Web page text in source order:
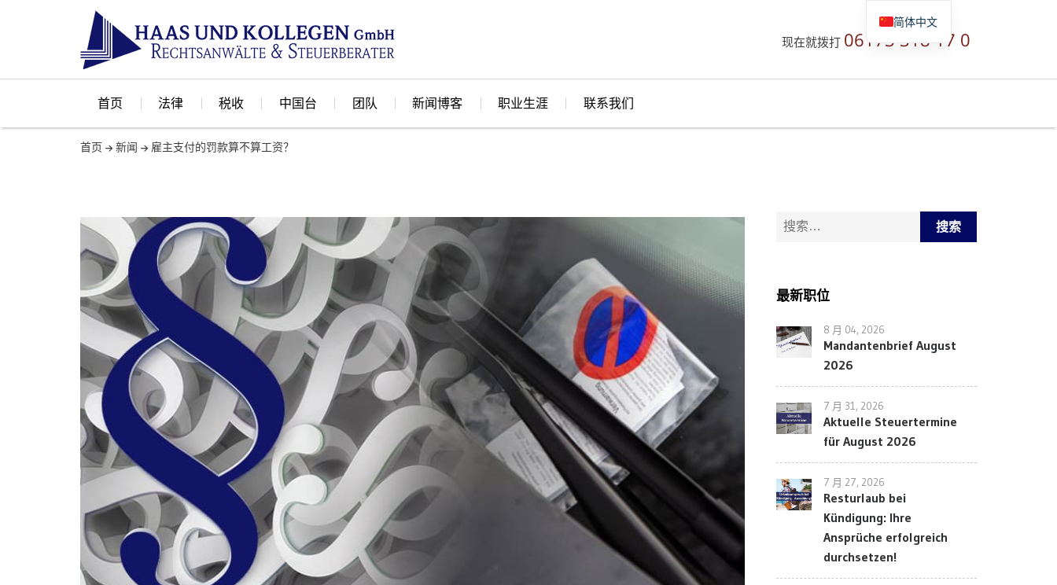
现在就拨打 06173 318 17 0
首页 法律 税收 中国台 团队 新闻博客 职业生涯 联系我们
首页 新闻 雇主支付的罚款算不算工资？
搜索：
最新职位
8 月 04, 2026
Mandantenbrief August
2026
7 月 31, 2026
Aktuelle Steuertermine
für August 2026
7 月 27, 2026
Resturlaub bei
Kündigung: Ihre
Ansprüche erfolgreich
durchsetzen!
简体中文
Deutsch